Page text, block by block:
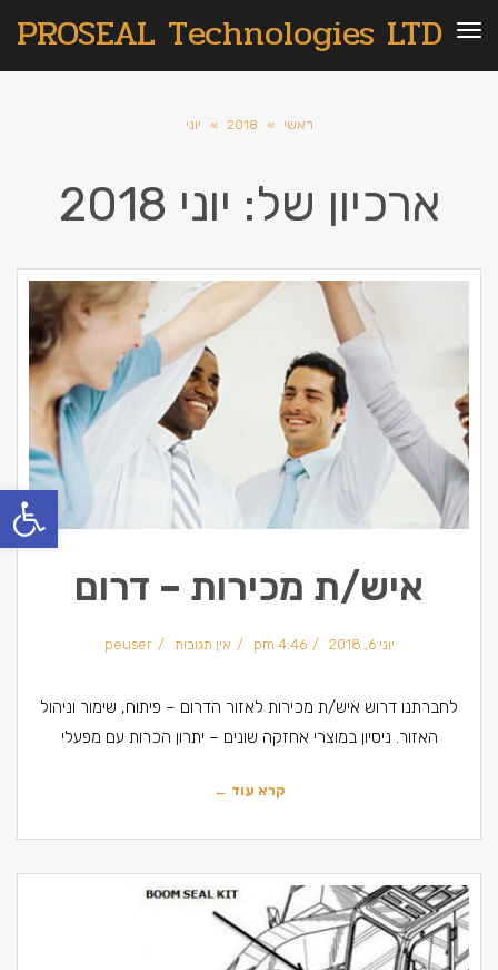
פתח
PROSEAL Technologies LTDתפריט
ראשי »
2018
» יוני
ארכיון של: יוני 2018
איש/ת מכירות – דרום
יוני 6, 2018 4:46 pm אין תגובות peuser
לחברתנו דרוש איש/ת מכירות לאזור הדרום – פיתוח, שימור וניהול
האזור. ניסיון במוצרי אחזקה שונים – יתרון הכרות עם מפעלי
קרא עוד ←